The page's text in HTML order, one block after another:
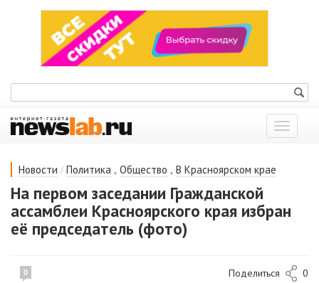
Показать
меню
Новости / Политика , Общество , В Красноярском крае
На первом заседании Гражданской
ассамблеи Красноярского края избран
её председатель (фото)
0 Поделиться 0